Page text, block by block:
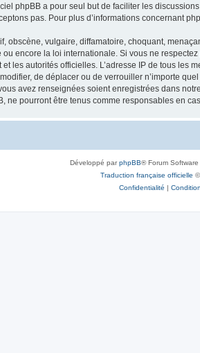
phpBB a pour seul but de faciliter les
pas. Pour plus d’informations concernant
obscène, vulgaire, diffamatoire, choquant,
encore la loi internationale. Si vous ne
les autorités officielles. L’adresse IP de tous
de déplacer ou de verrouiller n’importe
avez renseignées soient enregistrées dans
ne pourront être tenus comme responsables en
Développé parphpBB® Forum
Traduction française officielle ©
Confidentialité |